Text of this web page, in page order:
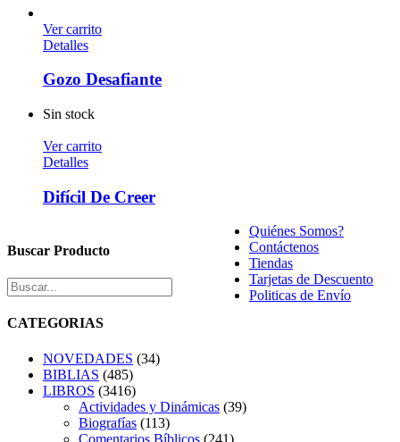
Ver carrito
Detalles
Gozo Desafiante
Sin stock
Ver carrito
Detalles
Difícil De Creer
Buscar Producto
CATEGORIAS
NOVEDADES (34)
BIBLIAS (485)
LIBROS (3416)
Actividades y Dinámicas (39)
Biografías (113)
Comentarios Bíblicos (241)
Quiénes Somos?
Contáctenos
Tiendas
Tarjetas de Descuento
Politicas de Envío